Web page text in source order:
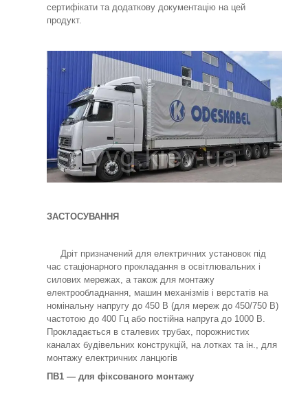
сертифікати та додаткову документацію на цей
продукт.
ЗАСТОСУВАННЯ
Дріт призначений для електричних установок під
час стаціонарного прокладання в освітлювальних і
силових мережах, а також для монтажу
електрообладнання, машин механізмів і верстатів на
номінальну напругу до 450 В (для мереж до 450/750 В)
частотою до 400 Гц або постійна напруга до 1000 В.
Прокладається в сталевих трубах, порожнистих
каналах будівельних конструкцій, на лотках та ін., для
монтажу електричних ланцюгів
ПВ1 — для фіксованого монтажу